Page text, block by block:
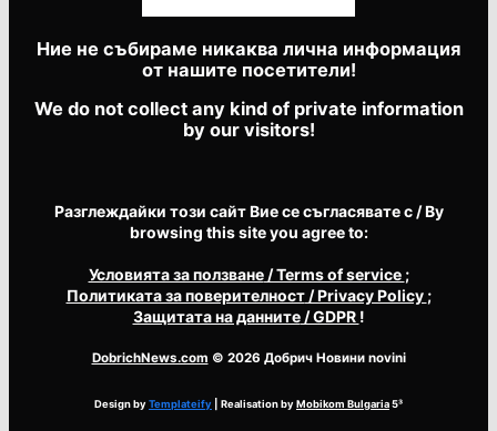
Ние не събираме никаква лична информация
от нашите посетители!
We do not collect any kind of private information
by our visitors!
Разглеждайки този сайт Вие се съгласявате с / By
browsing this site you agree to:
Условията за ползване/ Terms of service ;
Политиката за поверителност/ Privacy Policy ;
Защитата на данните/ GDPR !
DobrichNews.com © 2026 Добрич Новини novini
Design byTemplateify | Realisation byMobikom Bulgaria5³